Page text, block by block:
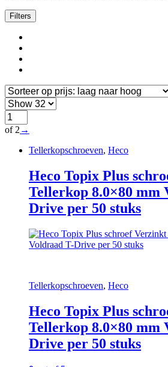
Filters
of 2 →
Tellerkopschroeven, Heco
Heco Topix Plus
Tellerkop 8.0×80 mm
Drive per 50 stuks
Tellerkopschroeven, Heco
Heco Topix Plus
Tellerkop 8.0×80 mm
Drive per 50 stuks